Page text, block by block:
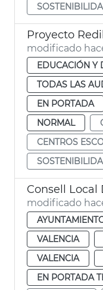
modificado
EDUCACIÓN Y
TODAS LAS
EN PORTADA
NORMAL
CENTROS
modificado
VALENCIA
VALENCIA
EN PORTADA